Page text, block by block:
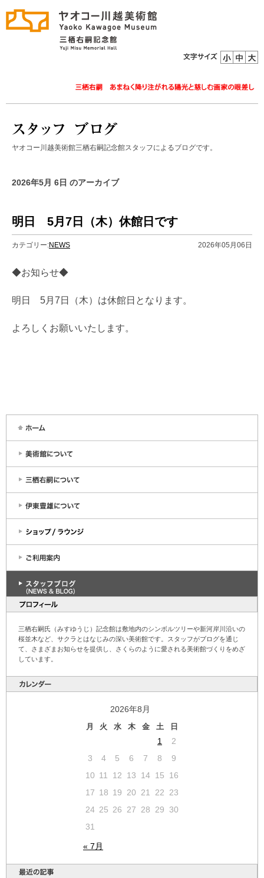
三栖右嗣氏（みすゆうじ）記念館は敷地内のシンボルツリーや新河岸川沿いの
桜並木など、サクラとはなじみの深い美術館です。スタッフがブログを通じ
て、さまざまお知らせを提供し、さくらのように愛される美術館づくりをめざ
しています。
2026年8月
月 火 水 木 金 土 日
« 7月
1
2
3
4 5 6 7 8
9
10 11 12 13 14 15
16
17 18 19 20 21 22
23
24 25 26 27 28 29
30
31
ヤオコー川越美術館三栖右嗣記念館スタッフによるブログです。
2026年5月 6日 のアーカイブ
明日 5月7日（木）休館日です
カテゴリー:NEWS 2026年05月06日
◆お知らせ◆
明日 5月7日（木）は休館日となります。
よろしくお願いいたします。